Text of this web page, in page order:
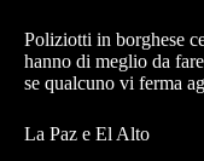
Poliziotti in borghese
hanno di meglio da
se qualcuno vi ferma
La Paz e El Alto